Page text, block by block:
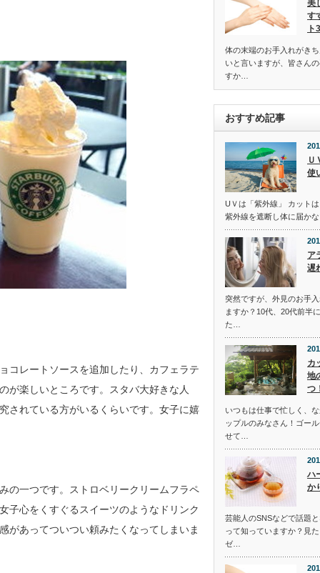
コレートソースを追加したり、カフェラテ
が楽しいところです。スタバ大好きな人
されている方がいるくらいです。女子に嬉
の一つです。ストロベリークリームフラペ
子心をくすぐるスイーツのようなドリンク
があってついつい頼みたくなってしまいま
美
す
ト3
体の末端のお手入れがき
いと言いますが、皆さん
すか…
おすすめ記事
Ｕ
使
UＶは「紫外線」 カット
紫外線を遮断し体に届か
ア
遅
突然ですが、外見のお手
ますか？10代、20代前半
た…
カ
地
つ
いつもは仕事で忙しく、
ップルのみなさん！ゴー
せて…
ハ
か
芸能人のSNSなどで話題
って知っていますか？見
ゼ…